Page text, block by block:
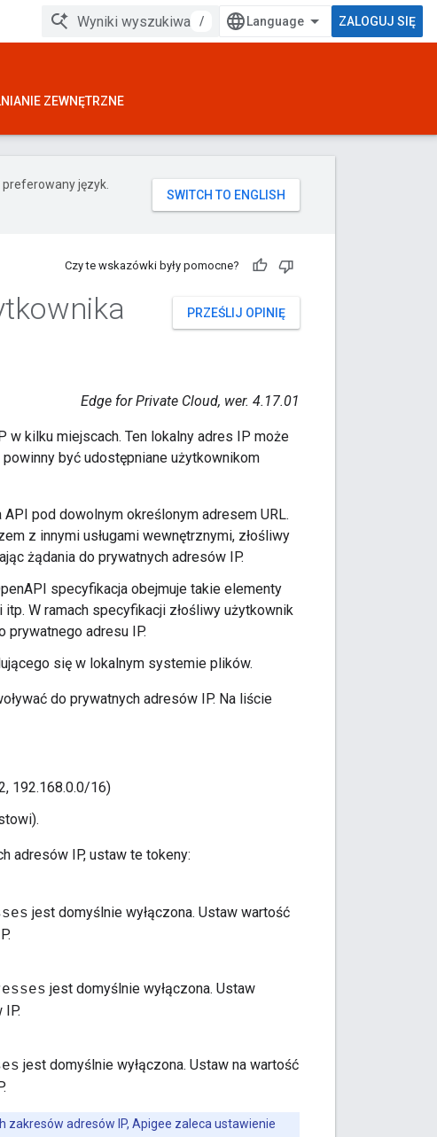
/ ZALOGUJ SIĘ
ZEWNĘTRZNE
język.
Czy te wskazówki były pomocne?
PRZEŚLIJ OPINIĘ
Edge for Private Cloud, wer. 4.17.01
kilku miejscach. Ten lokalny adres IP może
być udostępniane użytkownikom
pod dowolnym określonym adresem URL.
z innymi usługami wewnętrznymi, złośliwy
żądania do prywatnych adresów IP.
specyfikacja obejmuje takie elementy
W ramach specyfikacji złośliwy użytkownik
prywatnego adresu IP.
się w lokalnym systemie plików.
do prywatnych adresów IP. Na liście
192.168.0.0/16)
adresów IP, ustaw te tokeny:
jest domyślnie wyłączona. Ustaw wartość
jest domyślnie wyłączona. Ustaw
IP.
jest domyślnie wyłączona. Ustaw na wartość
adresów IP, Apigee zaleca ustawienie